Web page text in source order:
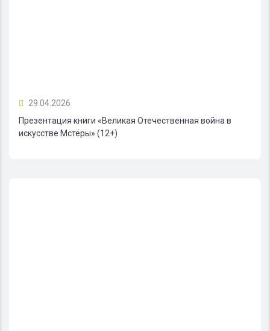
29.04.2026
Презентация книги «Великая Отечественная война в
искусстве Мстёры» (12+)